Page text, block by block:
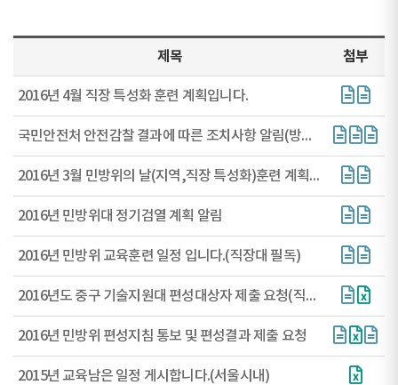
제목 첨부
2016년 4월 직장 특성화 훈련 계획입니다.
국민안전처 안전감찰 결과에 따른 조치사항 알림(방독면 관련)
2016년 3월 민방위의 날(지역,직장 특성화)훈련 계획 알립니다.[직장대 필독]
2016년 민방위대 정기검열 계획 알림
2016년 민방위 교육훈련 일정 입니다.(직장대 필독)
2016년도 중구 기술지원대 편성대상자 제출 요청(직장대 필독)
2016년 민방위 편성지침 통보 및 편성결과 제출 요청
2015년 교육남은 일정 게시합니다.(서울시내)